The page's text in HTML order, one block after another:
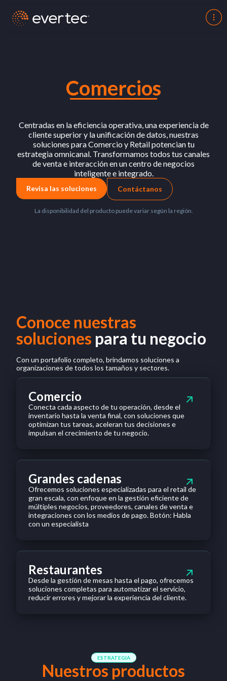
Comercios
Centradas en la eficiencia operativa, una experiencia de
cliente superior y la unificación de datos, nuestras
soluciones para Comercio y Retail potencian tu
estrategia omnicanal. Transformamos todos tus canales
de venta e interacción en un centro de negocios
inteligente e integrado.
Revisa las soluciones Contáctanos
La disponibilidad del producto puede variar según la región.
Conoce nuestras
soluciones para tu negocio
Con un portafolio completo, brindamos soluciones a
organizaciones de todos los tamaños y sectores.
Comercio
Conecta cada aspecto de tu operación, desde el
inventario hasta la venta final, con soluciones que
optimizan tus tareas, aceleran tus decisiones e
impulsan el crecimiento de tu negocio.
Grandes cadenas
Ofrecemos soluciones especializadas para el retail de
gran escala, con enfoque en la gestión eficiente de
múltiples negocios, proveedores, canales de venta e
integraciones con los medios de pago. Botón: Habla
con un especialista
Restaurantes
Desde la gestión de mesas hasta el pago, ofrecemos
soluciones completas para automatizar el servicio,
reducir errores y mejorar la experiencia del cliente.
ESTRATEGIA
Nuestros productos